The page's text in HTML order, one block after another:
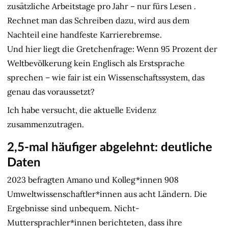
zusätzliche Arbeitstage pro Jahr – nur fürs Lesen .
Rechnet man das Schreiben dazu, wird aus dem
Nachteil eine handfeste Karrierebremse.
Und hier liegt die Gretchenfrage: Wenn 95 Prozent der
Weltbevölkerung kein Englisch als Erstsprache
sprechen – wie fair ist ein Wissenschaftssystem, das
genau das voraussetzt?
Ich habe versucht, die aktuelle Evidenz
zusammenzutragen.
2,5-mal häufiger abgelehnt: deutliche
Daten
2023 befragten Amano und Kolleg*innen 908
Umweltwissenschaftler*innen aus acht Ländern. Die
Ergebnisse sind unbequem. Nicht-
Muttersprachler*innen berichteten, dass ihre